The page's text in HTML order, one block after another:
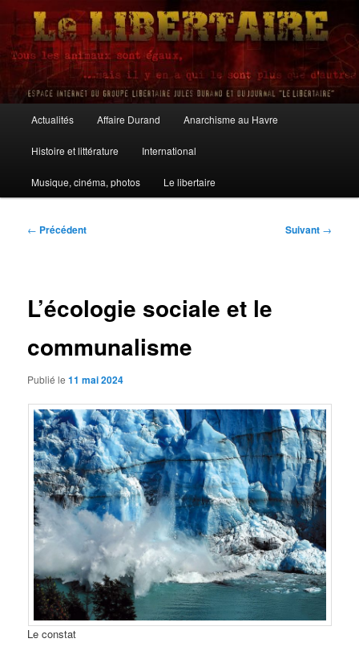
Aller
contenu
principalLe Libertaire
principal
Actualités Affaire Durand Anarchisme au Havre
Histoire et littérature International
Musique, cinéma, photos Le libertaire
Navigation
← Précédent Suivant →
L’écologie sociale et le
communalisme
Publié le11 mai 2024
Le constat